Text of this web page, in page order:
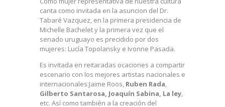
canta como invitada en la asuncion del Dr.
Tabaré Vazquez, en la primera presidencia de
Michelle Bachelet y la primera vez que el
senado uruguayo es precidido por dos
mujeres: Lucía Topolansky e Ivonne Pasada.
Es invitada en reitaradas ocaciones a compartir
escenario con los mejores artistas nacionales e
internacionales:Jaime Roos, Ruben Rada
Gilberto Santarosa, Joaquín Sabina, La ley
etc. Así como también a la creación del